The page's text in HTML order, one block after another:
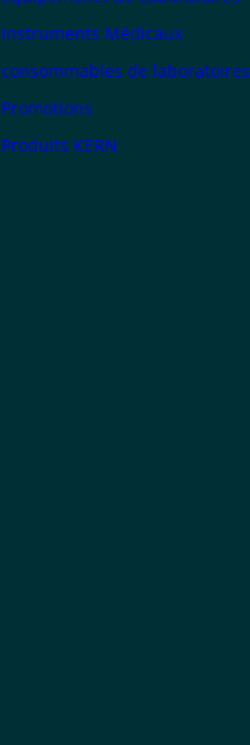
Instruments Médicaux
consommables de laboratoires
Promotions
Produits KERN